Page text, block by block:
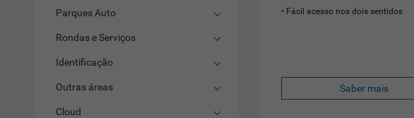
Parques Auto
Rondas e Serviços
Identificação
Outras áreas
Cloud
Fácil acesso nos dois sentidos
Saber mais